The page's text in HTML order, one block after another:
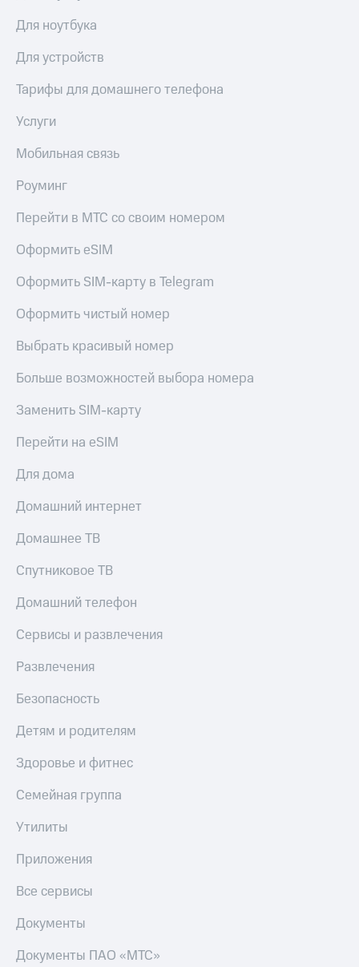
номер
автоплатежа
другого
оператора
интернета
и
с
на карту
МТС Pay
Оплата
коду
за границей
магазин
Смартфоны
Наушники
и
колонки
часы
трекеры
Умный
и
скидки
Все
товары
Для ноутбука
Для устройств
Тарифы для домашнего телефона
Услуги
Мобильная связь
Роуминг
Перейти в МТС со своим номером
Оформить eSIM
Оформить SIM-карту в Telegram
Оформить чистый номер
Выбрать красивый номер
Больше возможностей выбора номера
Заменить SIM-карту
Перейти на eSIM
Для дома
Домашний интернет
Домашнее ТВ
Спутниковое ТВ
Домашний телефон
Сервисы и развлечения
Развлечения
Безопасность
Детям и родителям
Здоровье и фитнес
Семейная группа
Утилиты
Приложения
Все сервисы
Документы
Документы ПАО «МТС»